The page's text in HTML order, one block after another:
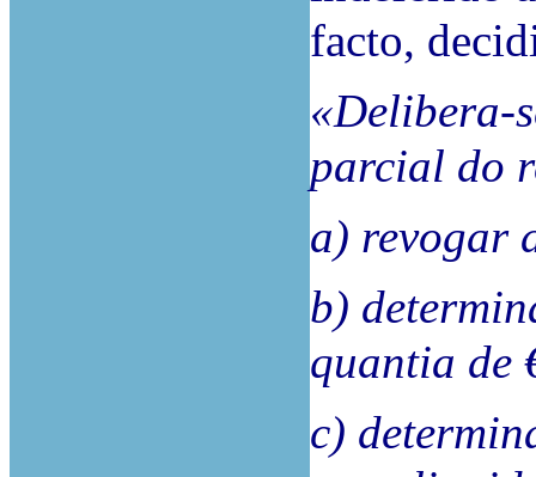
facto,
«Delibera-
parcial do
a) revogar
b)
quantia de
c)